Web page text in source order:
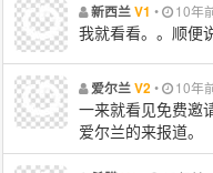
新西兰V1 • 10年
我就看看。。顺便
爱尔兰V2 • 10年
一来就看见免费邀
爱尔兰的来报道。